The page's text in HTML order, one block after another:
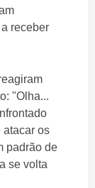
receber
"Olha...
atacar os
padrão de
se volta